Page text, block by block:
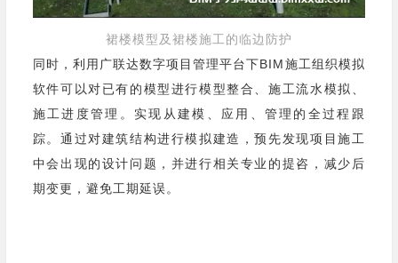
裙楼模型及裙楼施工的临边防护
同时，利用广联达数字项目管理平台下BIM施工组织模拟
软件可以对已有的模型进行模型整合、施工流水模拟、
施工进度管理。实现从建模、应用、管理的全过程跟
踪。通过对建筑结构进行模拟建造，预先发现项目施工
中会出现的设计问题，并进行相关专业的提咨，减少后
期变更，避免工期延误。